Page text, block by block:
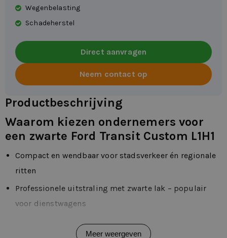
Wegenbelasting
Schadeherstel
Direct aanvragen
Neem contact op
Productbeschrijving
Waarom kiezen ondernemers voor
een zwarte Ford Transit Custom L1H1
Compact en wendbaar voor stadsverkeer én regionale
ritten
Professionele uitstraling met zwarte lak – populair
voor dienstwagens
Meer weergeven